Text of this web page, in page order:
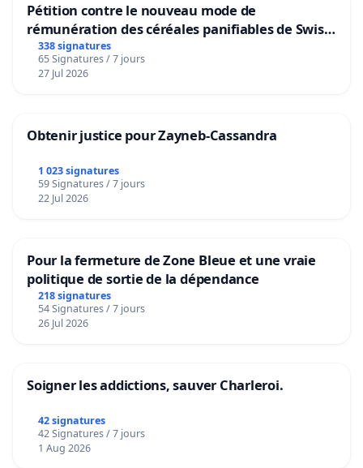
Pétition contre le nouveau mode de
rémunération des céréales panifiables de Swiss
granum basé sur la teneur en protéines
338 signatures
65 Signatures / 7 jours
27 Jul 2026
Obtenir justice pour Zayneb-Cassandra
1 023 signatures
59 Signatures / 7 jours
22 Jul 2026
Pour la fermeture de Zone Bleue et une vraie
politique de sortie de la dépendance
218 signatures
54 Signatures / 7 jours
26 Jul 2026
Soigner les addictions, sauver Charleroi.
42 signatures
42 Signatures / 7 jours
1 Aug 2026